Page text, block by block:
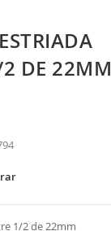
2 DE 22MM
1/2 de 22mm